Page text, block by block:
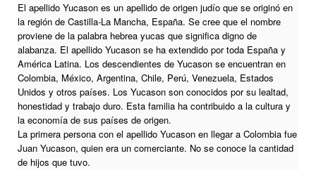
El apellido Yucason es un apellido de origen judío que se originó en
la región de Castilla-La Mancha, España. Se cree que el nombre
proviene de la palabra hebrea yucas que significa digno de
alabanza. El apellido Yucason se ha extendido por toda España y
América Latina. Los descendientes de Yucason se encuentran en
Colombia, México, Argentina, Chile, Perú, Venezuela, Estados
Unidos y otros países. Los Yucason son conocidos por su lealtad,
honestidad y trabajo duro. Esta familia ha contribuido a la cultura y
la economía de sus países de origen.
La primera persona con el apellido Yucason en llegar a Colombia fue
Juan Yucason, quien era un comerciante. No se conoce la cantidad
de hijos que tuvo.